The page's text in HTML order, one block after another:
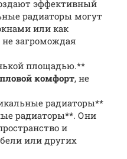
эффективный
радиаторы могут
или как
загромождая
площадью.**
комфорт, не
радиаторы**
радиаторы**. Они
и
или других